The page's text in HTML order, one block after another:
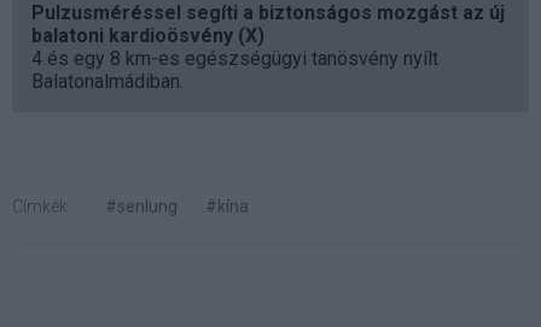
Pulzusméréssel segíti a biztonságos mozgást az új
balatoni kardioösvény (X)
4 és egy 8 km-es egészségügyi tanösvény nyílt
Balatonalmádiban.
Címkék: #senlung #kína